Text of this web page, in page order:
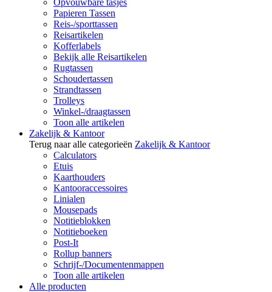
Opvouwbare tasjes
Papieren Tassen
Reis-/sporttassen
Reisartikelen
Kofferlabels
Bekijk alle Reisartikelen
Rugtassen
Schoudertassen
Strandtassen
Trolleys
Winkel-/draagtassen
Toon alle artikelen
Zakelijk & Kantoor
Terug naar alle categorieën Zakelijk & Kantoor
Calculators
Etuis
Kaarthouders
Kantooraccessoires
Linialen
Mousepads
Notitieblokken
Notitieboeken
Post-It
Rollup banners
Schrijf-/Documentenmappen
Toon alle artikelen
Alle producten